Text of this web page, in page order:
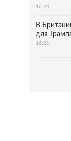
16:24
В
для
16:21